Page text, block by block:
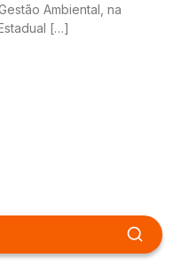
Ambiental, na
[…]